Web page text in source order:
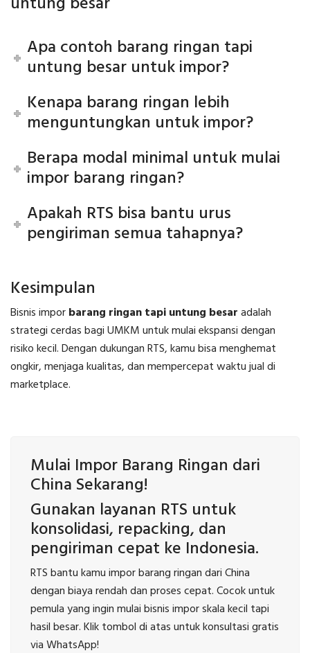
Apa contoh barang ringan tapi
untung besar untuk impor?
Kenapa barang ringan lebih
menguntungkan untuk impor?
Berapa modal minimal untuk mulai
impor barang ringan?
Apakah RTS bisa bantu urus
pengiriman semua tahapnya?
Kesimpulan
Bisnis imporbarang ringan tapi untung besaradalah
strategi cerdas bagi UMKM untuk mulai ekspansi dengan
risiko kecil. Dengan dukungan RTS, kamu bisa menghemat
ongkir, menjaga kualitas, dan mempercepat waktu jual di
marketplace.
Mulai Impor Barang Ringan dari
China Sekarang!
Gunakan layanan RTS untuk
konsolidasi, repacking, dan
pengiriman cepat ke Indonesia.
RTS bantu kamu impor barang ringan dari China
dengan biaya rendah dan proses cepat. Cocok untuk
pemula yang ingin mulai bisnis impor skala kecil tapi
hasil besar. Klik tombol di atas untuk konsultasi gratis
via WhatsApp!